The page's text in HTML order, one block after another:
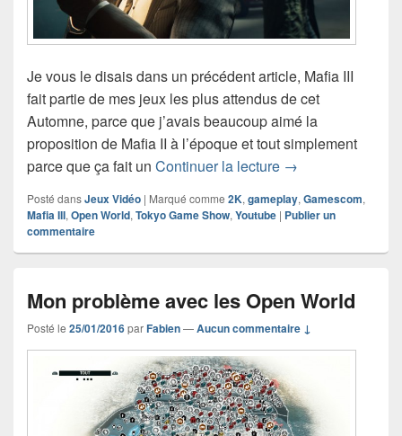
Je vous le disais dans un précédent article, Mafia III
fait partie de mes jeux les plus attendus de cet
Automne, parce que j’avais beaucoup aimé la
proposition de Mafia II à l’époque et tout simplement
parce que ça fait un Continuer la lecture Mafia III : 15
→
Posté dansJeux Vidéo | Marqué comme 2K, gameplay, Gamescom,
Mafia III, Open World, Tokyo Game Show, Youtube | Publier un
commentaire
Mon problème avec les Open World
Posté le 25/01/2016parFabien—Aucun commentaire ↓